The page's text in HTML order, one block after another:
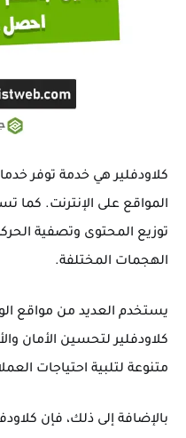
كلاودفلير هي خدمة توفر
المواقع على الإنترنت. كما
توزيع المحتوى وتصفية
الهجمات المختلفة.
يستخدم العديد من مواقع
كلاودفلير لتحسين الأمان
متنوعة لتلبية احتياجات